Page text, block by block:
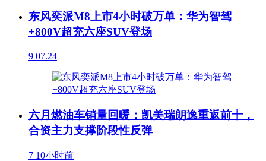
东风奕派M8上市4小时破万单：华为智驾
+800V超充六座SUV登场
9 07.24
六月燃油车销量回暖：凯美瑞朗逸重返前十，
合资主力支撑阶段性反弹
7 10小时前